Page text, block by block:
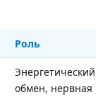
Роль
Энергетический
обмен, нервная